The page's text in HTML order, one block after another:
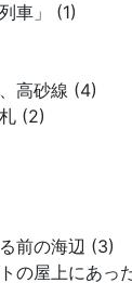
車」 (1)
高砂線 (4)
(2)
前の海辺 (3)
の屋上にあっ